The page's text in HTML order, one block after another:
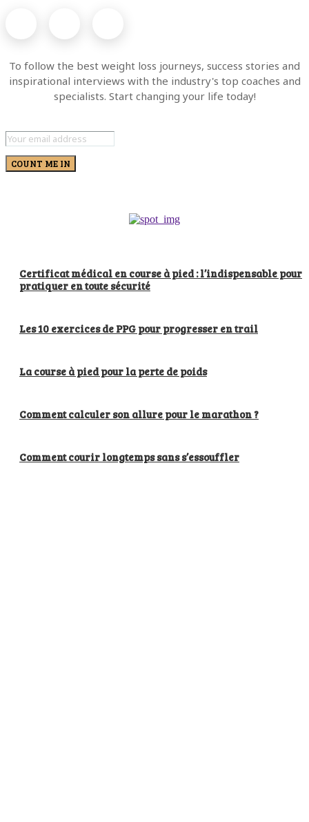
To follow the best weight loss journeys, success stories and
inspirational interviews with the industry's top coaches and
specialists. Start changing your life today!
COUNT ME IN
Certificat médical en course à pied : l’indispensable pour
pratiquer en toute sécurité
Les 10 exercices de PPG pour progresser en trail
La course à pied pour la perte de poids
Comment calculer son allure pour le marathon ?
Comment courir longtemps sans s’essouffler